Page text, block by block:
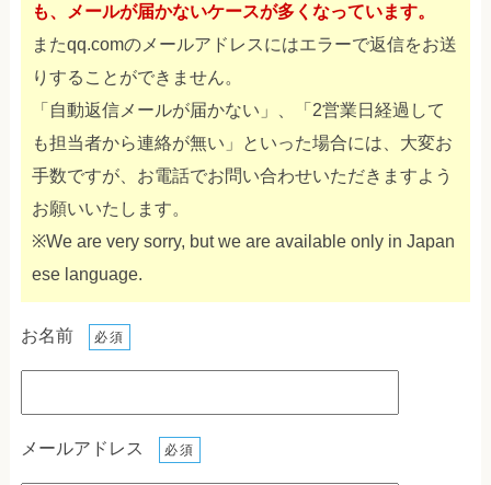
も、メールが届かないケースが多くなっています。
またqq.comのメールアドレスにはエラーで返信をお送
りすることができません。
「自動返信メールが届かない」、「2営業日経過して
も担当者から連絡が無い」といった場合には、大変お
手数ですが、お電話でお問い合わせいただきますよう
お願いいたします。
※We are very sorry, but we are available only in Japan
ese language.
お名前 必須
メールアドレス 必須